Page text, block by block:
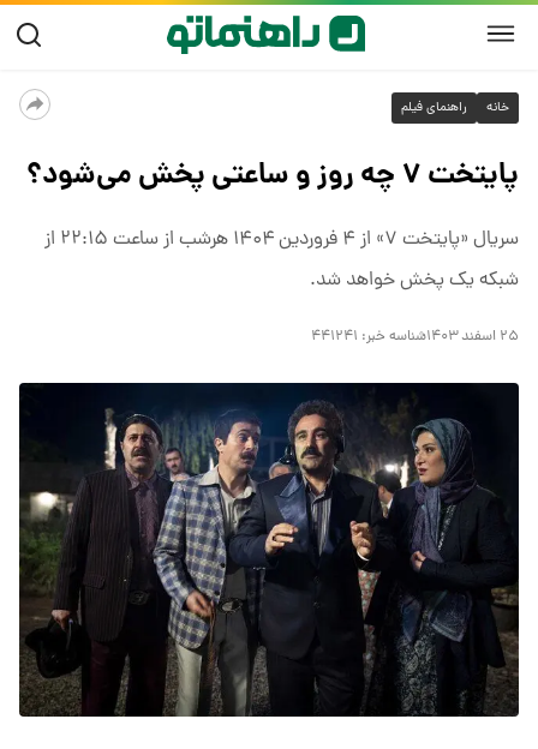
خانه راهنمای فیلم
پایتخت ۷ چه روز و ساعتی پخش می‌شود؟
سریال «پایتخت ۷» از ۴ فروردین ۱۴۰۴ هرشب از ساعت ۲۲:۱۵ از
شبکه یک پخش خواهد شد.
۲۵ اسفند ۱۴۰۳ شناسه خبر: ۴۴۱۲۴۱